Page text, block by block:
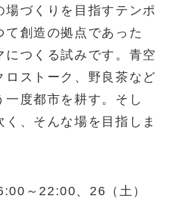
づくりを目指すテンポ
て創造の拠点であった
につくる試みです。青空
ロストーク、野良茶など
一度都市を耕す。そし
、そんな場を目指しま
～22:00、26（土）